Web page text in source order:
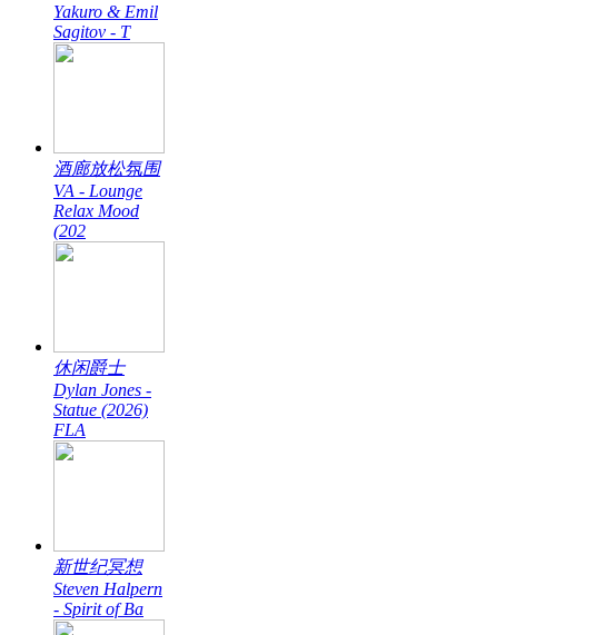
Yakuro & Emil
Sagitov - T
酒廊放松氛围
VA - Lounge
Relax Mood
(202
休闲爵士
Dylan Jones -
Statue (2026)
FLA
新世纪冥想
Steven Halpern
- Spirit of Ba